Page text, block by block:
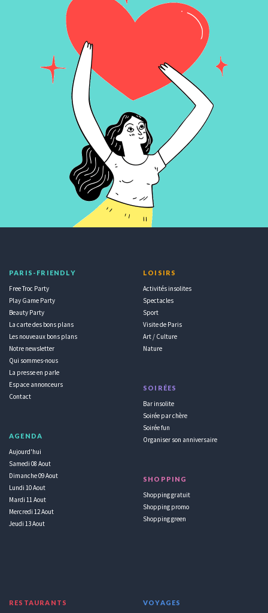
PARIS-FRIENDLY
Free Troc Party
Play Game Party
Beauty Party
La carte des bons plans
Les nouveaux bons plans
Notre newsletter
Qui sommes-nous
La presse en parle
Espace annonceurs
Contact
AGENDA
Aujourd'hui
Samedi 08 Aout
Dimanche 09 Aout
Lundi 10 Aout
Mardi 11 Aout
Mercredi 12 Aout
Jeudi 13 Aout
LOISIRS
Activités insolites
Spectacles
Sport
Visite de Paris
Art / Culture
Nature
SOIRÉES
Bar insolite
Soirée par chère
Soirée fun
Organiser son anniversaire
SHOPPING
Shopping gratuit
Shopping promo
Shopping green
RESTAURANTS VOYAGES